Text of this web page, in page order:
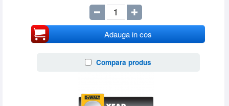
Adauga in cos
Compara produs